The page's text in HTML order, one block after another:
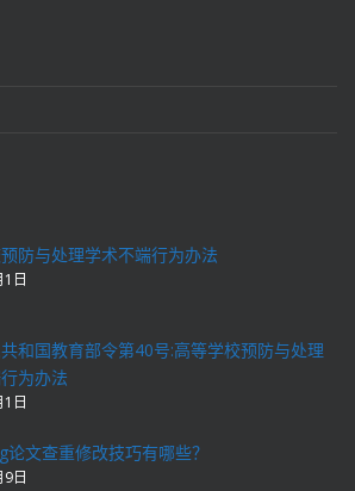
防与处理学术不端行为办法
日
和国教育部令第40号:高等学校预防与处理
为办法
日
文查重修改技巧有哪些？
日